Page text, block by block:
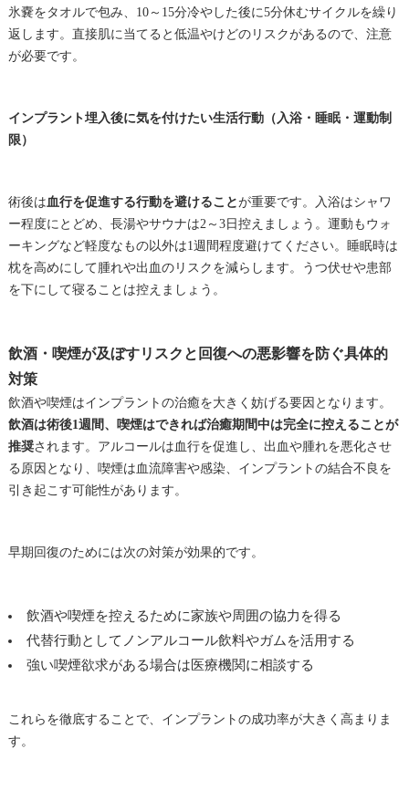
氷嚢をタオルで包み、10～15分冷やした後に5分休むサイクルを繰り
返します。直接肌に当てると低温やけどのリスクがあるので、注意
が必要です。
インプラント埋入後に気を付けたい生活行動（入浴・睡眠・運動制
限）
術後は 血行を促進する行動を避けることが重要です。入浴はシャワ
ー程度にとどめ、長湯やサウナは2～3日控えましょう。運動もウォ
ーキングなど軽度なもの以外は1週間程度避けてください。睡眠時は
枕を高めにして腫れや出血のリスクを減らします。うつ伏せや患部
を下にして寝ることは控えましょう。
飲酒・喫煙が及ぼすリスクと回復への悪影響を防ぐ具体的
対策
飲酒や喫煙はインプラントの治癒を大きく妨げる要因となります。
飲酒は術後1週間、喫煙はできれば治癒期間中は完全に控えることが
推奨されます。アルコールは血行を促進し、出血や腫れを悪化させ
る原因となり、喫煙は血流障害や感染、インプラントの結合不良を
引き起こす可能性があります。
早期回復のためには次の対策が効果的です。
飲酒や喫煙を控えるために家族や周囲の協力を得る
代替行動としてノンアルコール飲料やガムを活用する
強い喫煙欲求がある場合は医療機関に相談する
これらを徹底することで、インプラントの成功率が大きく高まりま
す。